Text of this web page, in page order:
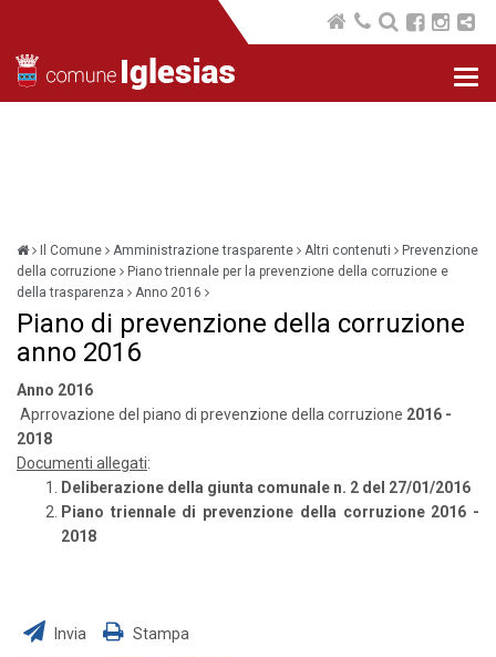
Il Comune Amministrazione trasparente Altri contenuti
Prevenzione
della corruzione
Piano triennale per la prevenzione della corruzione e
della trasparenza
Anno 2016
Piano di prevenzione della corruzione
anno 2016
Anno 2016
Aprrovazione del piano di prevenzione della corruzione 2016 -
2018
Documenti allegati:
Deliberazione della giunta comunale n. 2 del 27/01/2016
Piano triennale di prevenzione della corruzione 2016 -
2018
Invia Stampa